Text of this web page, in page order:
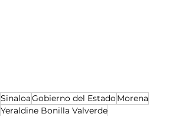
SinaloaGobierno del EstadoMorena
Yeraldine Bonilla Valverde